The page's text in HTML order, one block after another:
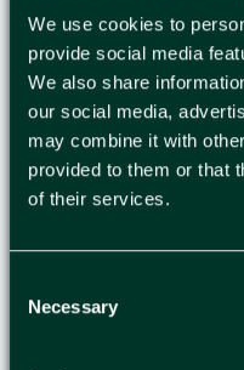
We use cookies to
provide social media
We also share
our social media,
may combine it with
provided to them or that
of their services.
Selection
Necessary
Avsedd för
ytdesinfektion är
ytor, t.ex.
Effektiv mot
virus. Ytdesinfektion
och tandvård,